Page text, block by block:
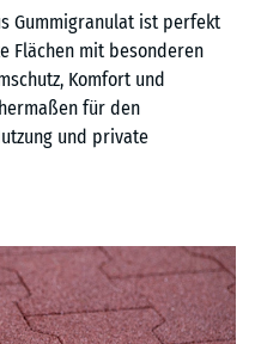
Gummigranulat ist perfekt
Flächen mit besonderen
Komfort und
für den
und private